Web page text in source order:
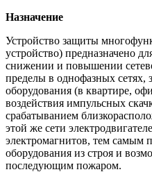
Назначение
Устройство защиты
устройство) предназначено
снижении и повышении
пределы в однофазных
оборудования (в квартире,
воздействия импульсных
срабатыванием
этой же сети
электромагнитов, тем самым
оборудования из строя и
последующим пожаром.